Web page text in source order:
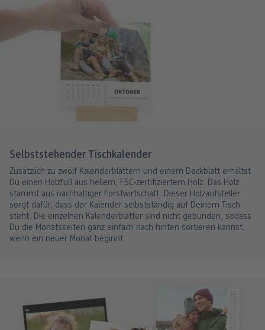
Selbststehender Tischkalender
Zusätzlich zu zwölf Kalenderblättern und einem Deckblatt erhältst
Du einen Holzfuß aus hellem, FSC-zertifiziertem Holz. Das Holz
stammt aus nachhaltiger Forstwirtschaft. Dieser Holzaufsteller
sorgt dafür, dass der Kalender selbstständig auf Deinem Tisch
steht. Die einzelnen Kalenderblätter sind nicht gebunden, sodass
Du die Monatsseiten ganz einfach nach hinten sortieren kannst,
wenn ein neuer Monat beginnt.